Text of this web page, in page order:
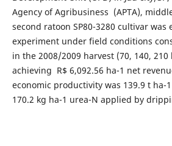
Agency of Agribusiness (APTA),
second ratoon SP80-3280 cultivar was
experiment under field conditions
in the 2008/2009 harvest (70, 140, 210
achieving R$ 6,092.56 ha-1 net
economic productivity was 139.9 t ha-
170.2 kg ha-1 urea-N applied by